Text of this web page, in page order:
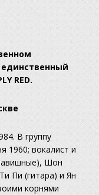
RED.
В группу
1960; вокалист и
Шон
Пи (гитара) и Ян
корнями